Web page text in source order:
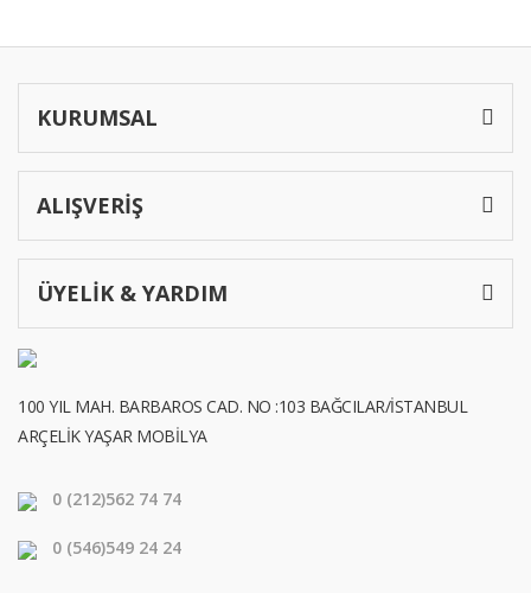
KURUMSAL
ALIŞVERİŞ
ÜYELİK & YARDIM
100 YIL MAH. BARBAROS CAD. NO :103 BAĞCILAR/İSTANBUL
ARÇELİK YAŞAR MOBİLYA
0 (212)562 74 74
0 (546)549 24 24